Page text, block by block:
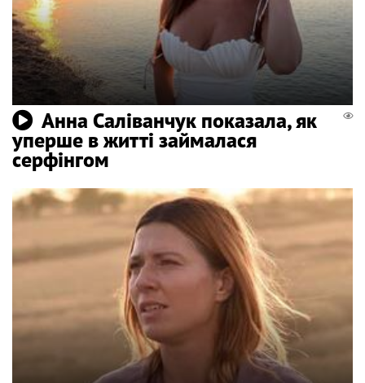
Анна Саліванчук показала, як
уперше в житті займалася
серфінгом